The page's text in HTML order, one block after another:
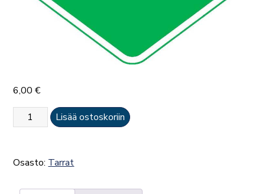
6,00€
Käyttövoimatarra
-
ajoneuvon
Lisää ostoskoriin
Osasto: Tarrat